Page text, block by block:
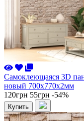
Самоклеющаяся 3D
новый 700x770x2мм
120грн 55грн -54%
Купить